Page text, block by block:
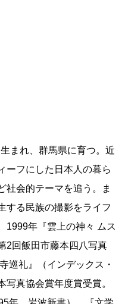
まれ、群馬県に育つ。近
ーフにした日本人の暮ら
社会的テーマを追う。ま
する民族の撮影をライフ
1999年『雲上の神々 ムス
2回飯田市藤本四八写真
巡礼』（インデックス・
写真協会賞年度賞受賞。